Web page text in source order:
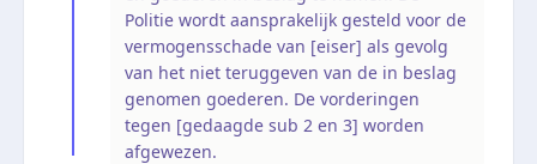
Politie wordt aansprakelijk gesteld voor de
vermogensschade van [eiser] als gevolg
van het niet teruggeven van de in beslag
genomen goederen. De vorderingen
tegen [gedaagde sub 2 en 3] worden
afgewezen.